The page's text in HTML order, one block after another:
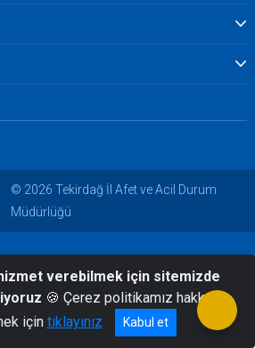
© 2026 Tekirdağ İl Afet ve Acil Durum
Müdürlüğü
verebilmek için sitemizde
🍪 Çerez politikamız hakkında
için tıklayınız Kabul et